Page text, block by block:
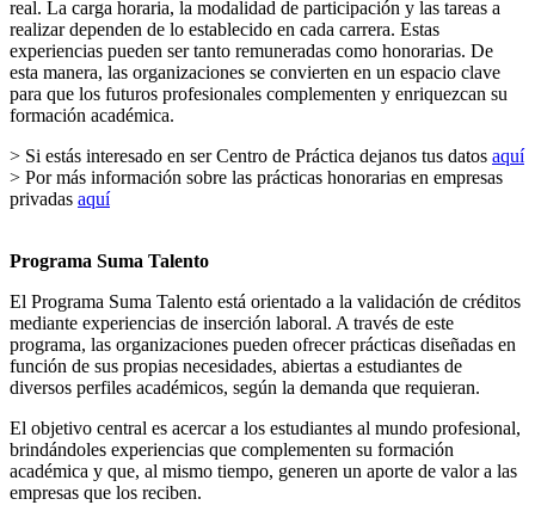
real. La carga horaria, la modalidad de participación y las tareas a
realizar dependen de lo establecido en cada carrera. Estas
experiencias pueden ser tanto remuneradas como honorarias. De
esta manera, las organizaciones se convierten en un espacio clave
para que los futuros profesionales complementen y enriquezcan su
formación académica.
> Si estás interesado en ser Centro de Práctica dejanos tus datos aquí
> Por más información sobre las prácticas honorarias en empresas
privadas aquí
Programa Suma Talento
El Programa Suma Talento está orientado a la validación de créditos
mediante experiencias de inserción laboral. A través de este
programa, las organizaciones pueden ofrecer prácticas diseñadas en
función de sus propias necesidades, abiertas a estudiantes de
diversos perfiles académicos, según la demanda que requieran.
El objetivo central es acercar a los estudiantes al mundo profesional,
brindándoles experiencias que complementen su formación
académica y que, al mismo tiempo, generen un aporte de valor a las
empresas que los reciben.